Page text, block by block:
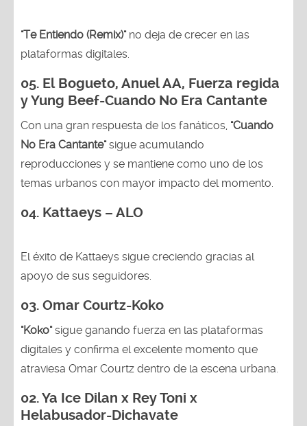
"Te Entiendo (Remix)"no deja de crecer en las
plataformas digitales.
05. El Bogueto, Anuel AA, Fuerza regida
y Yung Beef-Cuando No Era Cantante
Con una gran respuesta de los fanáticos, "Cuando
No Era Cantante"sigue acumulando
reproducciones y se mantiene como uno de los
temas urbanos con mayor impacto del momento.
04. Kattaeys – ALO
El éxito de Kattaeys sigue creciendo gracias al
apoyo de sus seguidores.
03. Omar Courtz-Koko
"Koko"sigue ganando fuerza en las plataformas
digitales y confirma el excelente momento que
atraviesa Omar Courtz dentro de la escena urbana.
02.Ya Ice Dilan x Rey Toni x
Helabusador-Dichavate